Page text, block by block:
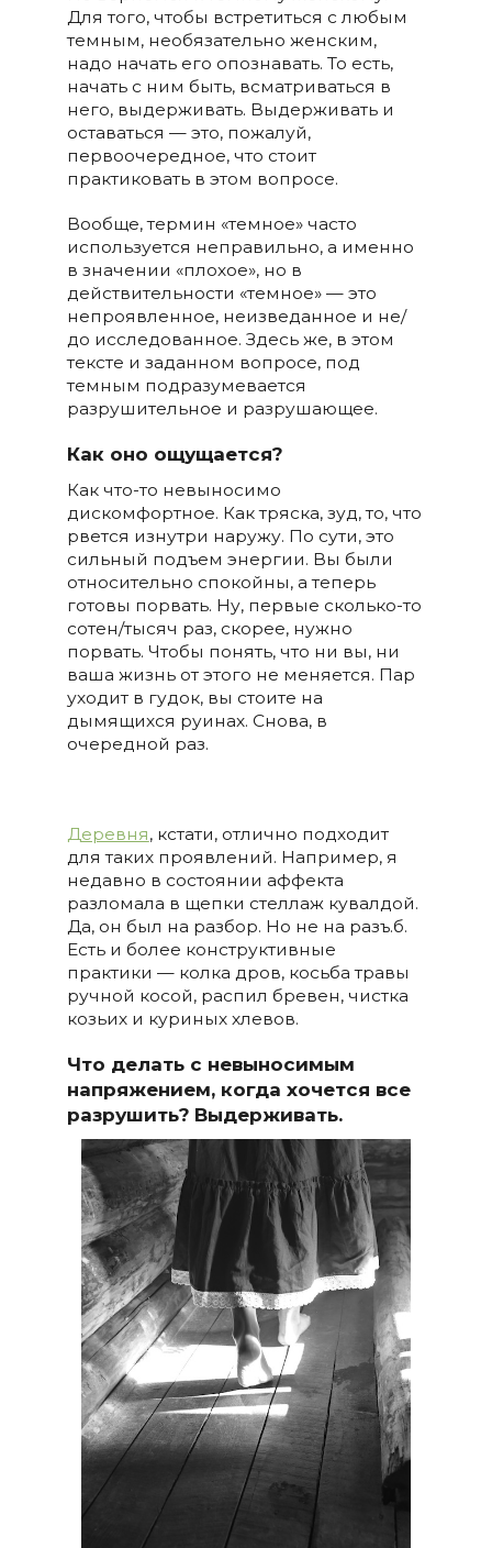
Для того, чтобы встретиться с любым
темным, необязательно женским,
надо начать его опознавать. То есть,
начать с ним быть, всматриваться в
него, выдерживать. Выдерживать и
оставаться — это, пожалуй,
первоочередное, что стоит
практиковать в этом вопросе.
Вообще, термин «темное» часто
используется неправильно, а именно
в значении «плохое», но в
действительности «темное» — это
непроявленное, неизведанное и не/
до исследованное. Здесь же, в этом
тексте и заданном вопросе, под
темным подразумевается
разрушительное и разрушающее.
Как оно ощущается?
Как что-то невыносимо
дискомфортное. Как тряска, зуд, то, что
рвется изнутри наружу. По сути, это
сильный подъем энергии. Вы были
относительно спокойны, а теперь
готовы порвать. Ну, первые сколько-то
сотен/тысяч раз, скорее, нужно
порвать. Чтобы понять, что ни вы, ни
ваша жизнь от этого не меняется. Пар
уходит в гудок, вы стоите на
дымящихся руинах. Снова, в
очередной раз.
Деревня, кстати, отлично подходит
для таких проявлений. Например, я
недавно в состоянии аффекта
разломала в щепки стеллаж кувалдой.
Да, он был на разбор. Но не на разъ.б.
Есть и более конструктивные
практики — колка дров, косьба травы
ручной косой, распил бревен, чистка
козьих и куриных хлевов.
Что делать с невыносимым
напряжением, когда хочется все
разрушить? Выдерживать.